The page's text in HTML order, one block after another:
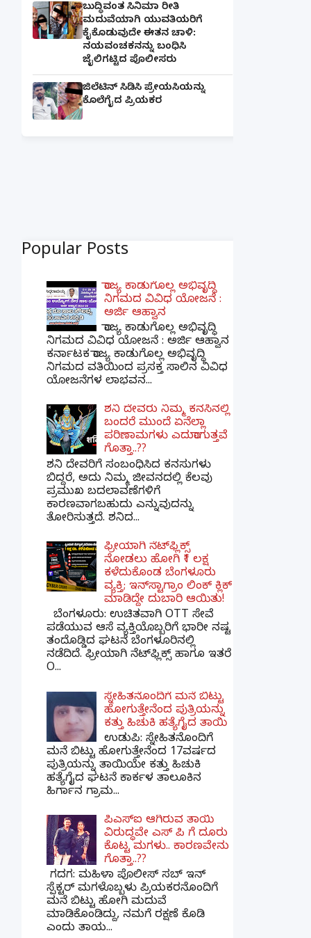
ಬುದ್ಧಿವಂತ ಸಿನಿಮಾ ರೀತಿ
ಮದುವೆಯಾಗಿ ಯುವತಿಯರಿಗೆ
ಕೈಕೊಡುವುದೇ ಈತನ ಚಾಳಿ:
ನಯವಂಚಕನನ್ನು ಬಂಧಿಸಿ
ಜೈಲಿಗಟ್ಟಿದ ಪೊಲೀಸರು
ಜಿಲೆಟಿನ್ ಸಿಡಿಸಿ ಪ್ರೇಯಸಿಯನ್ನು
ಕೊಲೆಗೈದ ಪ್ರಿಯಕರ
Popular Posts
ರಾಜ್ಯ ಕಾಡುಗೊಲ್ಲ ಅಭಿವೃದ್ಧಿ
ನಿಗಮದ ವಿವಿಧ ಯೋಜನೆ :
ಅರ್ಜಿ ಆಹ್ವಾನ
ರಾಜ್ಯ ಕಾಡುಗೊಲ್ಲ ಅಭಿವೃದ್ಧಿ
ನಿಗಮದ ವಿವಿಧ ಯೋಜನೆ : ಅರ್ಜಿ ಆಹ್ವಾನ
ಕರ್ನಾಟಕ ರಾಜ್ಯ ಕಾಡುಗೊಲ್ಲ ಅಭಿವೃದ್ಧಿ
ನಿಗಮದ ವತಿಯಿಂದ ಪ್ರಸಕ್ತ ಸಾಲಿನ ವಿವಿಧ
ಯೋಜನೆಗಳ ಲಾಭವನ...
ಶನಿ ದೇವರು ನಿಮ್ಮ ಕನಸಿನಲ್ಲಿ
ಬಂದರೆ ಮುಂದೆ ಏನೆಲ್ಲಾ
ಪರಿಣಾಮಗಳು ಎದುರಾಗುತ್ತವೆ
ಗೊತ್ತಾ..??
ಶನಿ ದೇವರಿಗೆ ಸಂಬಂಧಿಸಿದ ಕನಸುಗಳು
ಬಿದ್ದರೆ, ಅದು ನಿಮ್ಮ ಜೀವನದಲ್ಲಿ ಕೆಲವು
ಪ್ರಮುಖ ಬದಲಾವಣೆಗಳಿಗೆ
ಕಾರಣವಾಗಬಹುದು ಎನ್ನುವುದನ್ನು
ತೋರಿಸುತ್ತದೆ. ಶನಿದ...
ಫ್ರೀಯಾಗಿ ನೆಟ್‌ಫ್ಲಿಕ್ಸ್
ನೋಡಲು ಹೋಗಿ ₹1 ಲಕ್ಷ
ಕಳೆದುಕೊಂಡ ಬೆಂಗಳೂರು
ವ್ಯಕ್ತಿ; ಇನ್‌ಸ್ಟಾಗ್ರಾಂ ಲಿಂಕ್ ಕ್ಲಿಕ್
ಮಾಡಿದ್ದೇ ದುಬಾರಿ ಆಯಿತು!
ಬೆಂಗಳೂರು: ಉಚಿತವಾಗಿ OTT ಸೇವೆ
ಪಡೆಯುವ ಆಸೆ ವ್ಯಕ್ತಿಯೊಬ್ಬರಿಗೆ ಭಾರೀ ನಷ್ಟ
ತಂದೊಡ್ಡಿದ ಘಟನೆ ಬೆಂಗಳೂರಿನಲ್ಲಿ
ನಡೆದಿದೆ. ಫ್ರೀಯಾಗಿ ನೆಟ್‌ಫ್ಲಿಕ್ಸ್ ಹಾಗೂ ಇತರೆ
O...
ಸ್ನೇಹಿತನೊಂದಿಗೆ ಮನೆ ಬಿಟ್ಟು
ಹೋಗುತ್ತೇನೆಂದ ಪುತ್ರಿಯನ್ನು
ಕತ್ತು ಹಿಚುಕಿ ಹತ್ಯೆಗೈದ ತಾಯಿ
ಉಡುಪಿ: ಸ್ನೇಹಿತನೊಂದಿಗೆ
ಮನೆ ಬಿಟ್ಟು ಹೋಗುತ್ತೇನೆಂದ 17ವರ್ಷದ
ಪುತ್ರಿಯನ್ನು ತಾಯಿಯೇ ಕತ್ತು ಹಿಚುಕಿ
ಹತ್ಯೆಗೈದ ಘಟನೆ ಕಾರ್ಕಳ ತಾಲೂಕಿನ
ಹಿರ್ಗಾನ ಗ್ರಾಮ...
ಪಿಎಸ್​ಐ ಆಗಿರುವ ತಾಯಿ
ವಿರುದ್ಧವೇ ಎಸ್ ಪಿ ಗೆ ದೂರು
ಕೊಟ್ಟ ಮಗಳು.. ಕಾರಣವೇನು
ಗೊತ್ತಾ..??
ಗದಗ​: ಮಹಿಳಾ ಪೊಲೀಸ್​ ಸಬ್ ​ಇನ್​
ಸ್ಪೆಕ್ಟರ್​ ಮಗಳೊಬ್ಬಳು ಪ್ರಿಯಕರನೊಂದಿಗೆ
ಮನೆ ಬಿಟ್ಟು ಹೋಗಿ ಮದುವೆ
ಮಾಡಿಕೊಂಡಿದ್ದು, ನಮಗೆ ರಕ್ಷಣೆ ಕೊಡಿ
ಎಂದು ತಾಯ...